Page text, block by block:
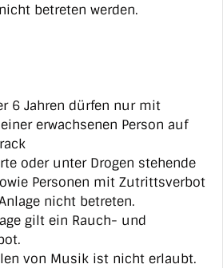
betreten werden.
6 Jahren dürfen nur mit
erwachsenen Person auf
oder unter Drogen stehende
Personen mit Zutrittsverbot
nicht betreten.
gilt ein Rauch- und
von Musik ist nicht erlaubt.